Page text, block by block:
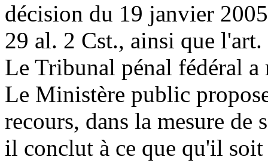
décision du 19 janvier
29 al. 2 Cst., ainsi que l'art.
Le Tribunal pénal fédéral a
Le Ministère public
recours, dans la mesure
il conclut à ce que qu'il